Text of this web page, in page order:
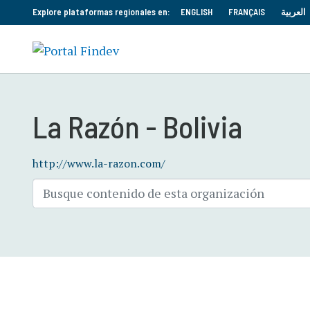
Explore plataformas regionales en: ENGLISH FRANÇAIS العربية
La Razón - Bolivia
http://www.la-razon.com/